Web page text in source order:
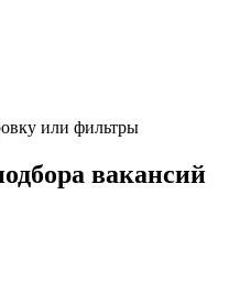
или фильтры
вакансий